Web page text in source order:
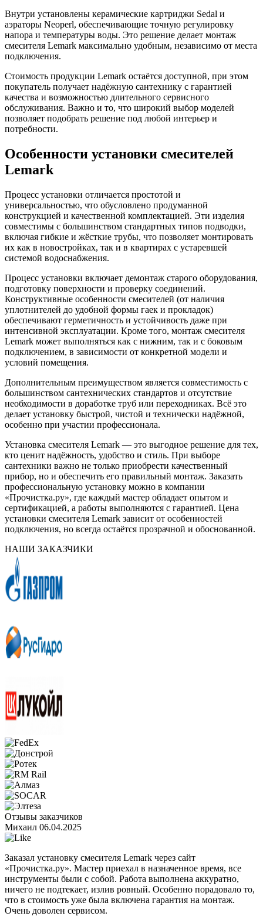
Внутри установлены керамические картриджи Sedal и
аэраторы Neoperl, обеспечивающие точную регулировку
напора и температуры воды. Это решение делает монтаж
смесителя Lemark максимально удобным, независимо от места
подключения.
Стоимость продукции Lemark остаётся доступной, при этом
покупатель получает надёжную сантехнику с гарантией
качества и возможностью длительного сервисного
обслуживания. Важно и то, что широкий выбор моделей
позволяет подобрать решение под любой интерьер и
потребности.
Особенности установки смесителей
Lemark
Процесс установки отличается простотой и
универсальностью, что обусловлено продуманной
конструкцией и качественной комплектацией. Эти изделия
совместимы с большинством стандартных типов подводки,
включая гибкие и жёсткие трубы, что позволяет монтировать
их как в новостройках, так и в квартирах с устаревшей
системой водоснабжения.
Процесс установки включает демонтаж старого оборудования,
подготовку поверхности и проверку соединений.
Конструктивные особенности смесителей (от наличия
уплотнителей до удобной формы гаек и прокладок)
обеспечивают герметичность и устойчивость даже при
интенсивной эксплуатации. Кроме того, монтаж смесителя
Lemark может выполняться как с нижним, так и с боковым
подключением, в зависимости от конкретной модели и
условий помещения.
Дополнительным преимуществом является совместимость с
большинством сантехнических стандартов и отсутствие
необходимости в доработке труб или переходниках. Всё это
делает установку быстрой, чистой и технически надёжной,
особенно при участии профессионала.
Установка смесителя Lemark — это выгодное решение для тех,
кто ценит надёжность, удобство и стиль. При выборе
сантехники важно не только приобрести качественный
прибор, но и обеспечить его правильный монтаж. Заказать
профессиональную установку можно в компании
«Прочистка.ру», где каждый мастер обладает опытом и
сертификацией, а работы выполняются с гарантией. Цена
установки смесителя Lemark зависит от особенностей
подключения, но всегда остаётся прозрачной и обоснованной.
НАШИ ЗАКАЗЧИКИ
Отзывы заказчиков
Михаил 06.04.2025
Заказал установку смесителя Lemark через сайт
«Прочистка.ру». Мастер приехал в назначенное время, все
инструменты были с собой. Работа выполнена аккуратно,
ничего не подтекает, излив ровный. Особенно порадовало то,
что в стоимость уже была включена гарантия на монтаж.
Очень доволен сервисом.